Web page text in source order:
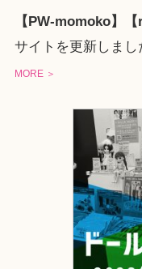
【PW-momoko】
サイトを更新しまし
MORE ＞